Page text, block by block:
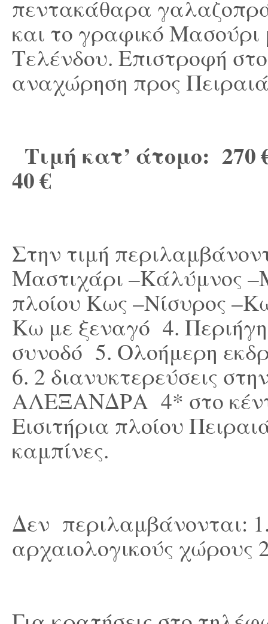
πεντακάθαρα
και το γραφικό Μασούρι
Τελένδου. Επιστροφή
αναχώρηση προς Πειραιά
Τιμή κατ’ άτομο: 270
40 €
Στην τιμή
Μαστιχάρι –Κάλύμνος
πλοίου Κως –Νίσυρος
Κω με ξεναγό 4.
συνοδό 5. Ολοήμερη
6. 2 διανυκτερεύσεις
ΑΛΕΞΑΝΔΡΑ 4* στο
Εισιτήρια πλοίου
καμπίνες.
Δεν περιλαμβάνονται:
αρχαιολογικούς χώρους